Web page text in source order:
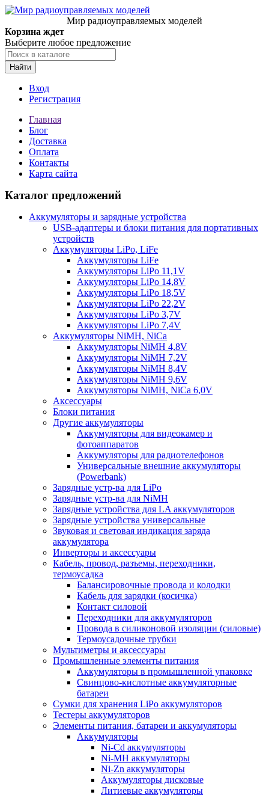
Мир радиоуправляемых моделей
Корзина ждет
Выберите любое предложение
Найти
Вход
Регистрация
Главная
Блог
Доставка
Оплата
Контакты
Карта сайта
Каталог предложений
Аккумуляторы и зарядные устройства
USB-адаптеры и блоки питания для портативных
устройств
Аккумуляторы LiPo, LiFe
Аккумуляторы LiFe
Аккумуляторы LiPo 11,1V
Аккумуляторы LiPo 14,8V
Аккумуляторы LiPo 18,5V
Аккумуляторы LiPo 22,2V
Аккумуляторы LiPo 3,7V
Аккумуляторы LiPo 7,4V
Аккумуляторы NiMH, NiCa
Аккумуляторы NiMH 4,8V
Аккумуляторы NiMH 7,2V
Аккумуляторы NiMH 8,4V
Аккумуляторы NiMH 9,6V
Аккумуляторы NiMH, NiCa 6,0V
Аксессуары
Блоки питания
Другие аккумуляторы
Аккумуляторы для видеокамер и
фотоаппаратов
Аккумуляторы для радиотелефонов
Универсальные внешние аккумуляторы
(Powerbank)
Зарядные устр-ва для LiPo
Зарядные устр-ва для NiMH
Зарядные устройства для LA аккумуляторов
Зарядные устройства универсальные
Звуковая и световая индикация заряда
аккумулятора
Инверторы и аксессуары
Кабель, провод, разъемы, переходники,
термоусадка
Балансировочные провода и колодки
Кабель для зарядки (косичка)
Контакт силовой
Переходники для аккумуляторов
Провода в силиконовой изоляции (силовые)
Термоусадочные трубки
Мультиметры и аксессуары
Промышленные элементы питания
Аккумуляторы в промышленной упаковке
Свинцово-кислотные аккумуляторные
батареи
Сумки для хранения LiPo аккумуляторов
Тестеры аккумуляторов
Элементы питания, батареи и аккумуляторы
Аккумуляторы
Ni-Cd аккумуляторы
Ni-MH аккумуляторы
Ni-Zn аккумуляторы
Аккумуляторы дисковые
Литиевые аккумуляторы